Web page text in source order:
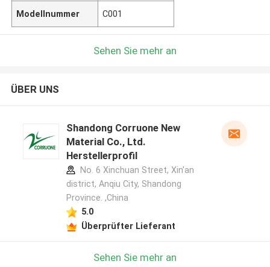
Modellnummer C001
Sehen Sie mehr an
ÜBER UNS
Shandong Corruone New
Material Co., Ltd.
Herstellerprofil
No. 6 Xinchuan Street, Xin'an
district, Anqiu City, Shandong
Province. ,China
5.0
Überprüfter Lieferant
Sehen Sie mehr an